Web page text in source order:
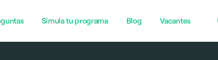
Simula tu programa Blog Vacantes